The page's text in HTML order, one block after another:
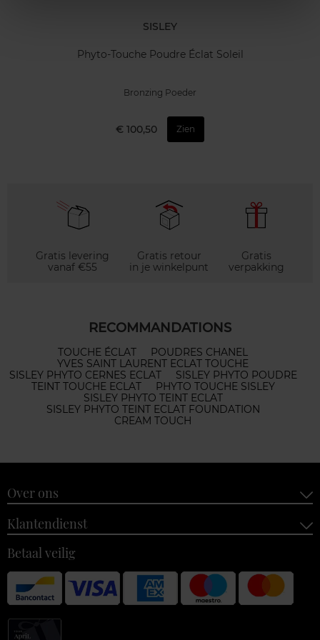
SISLEY
Phyto-Touche Poudre Éclat Soleil
Bronzing Poeder
€ 100,50 Zien
Gratis levering
vanaf €55
Gratis retour
in je winkelpunt
Gratis
verpakking
RECOMMANDATIONS
TOUCHE ÉCLAT
POUDRES CHANEL
YVES SAINT LAURENT ECLAT TOUCHE
SISLEY PHYTO CERNES ECLAT
SISLEY PHYTO POUDRE
TEINT TOUCHE ECLAT
PHYTO TOUCHE SISLEY
SISLEY PHYTO TEINT ECLAT
SISLEY PHYTO TEINT ECLAT FOUNDATION
CREAM TOUCH
Over ons
Klantendienst
Betaal veilig